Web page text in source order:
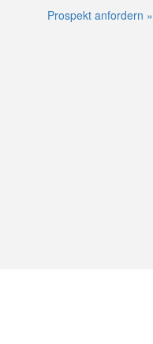
Prospekt anfordern »